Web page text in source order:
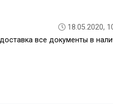
18.05.2020,
все документы в